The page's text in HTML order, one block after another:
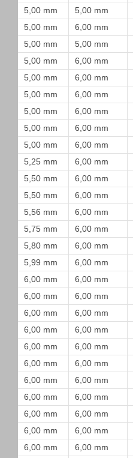
5,00 mm
5,00 mm
5,00 mm
6,00 mm
5,00 mm
5,00 mm
5,00 mm
6,00 mm
5,00 mm
6,00 mm
5,00 mm
6,00 mm
5,00 mm
6,00 mm
5,00 mm
6,00 mm
5,00 mm
6,00 mm
5,25 mm
6,00 mm
5,50 mm
6,00 mm
5,50 mm
6,00 mm
5,56 mm
6,00 mm
5,75 mm
6,00 mm
5,80 mm
6,00 mm
5,99 mm
6,00 mm
6,00 mm
6,00 mm
6,00 mm
6,00 mm
6,00 mm
6,00 mm
6,00 mm
6,00 mm
6,00 mm
6,00 mm
6,00 mm
6,00 mm
6,00 mm
6,00 mm
6,00 mm
6,00 mm
6,00 mm
6,00 mm
6,00 mm
6,00 mm
6,00 mm
6,00 mm